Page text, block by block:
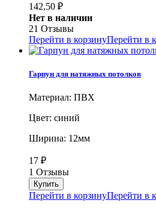
142,50 ₽
Нет в наличии
21 Отзывы
Перейти в корзинуПерейти в
Гарпун для натяжных потолков
Материал: ПВХ
Цвет: синий
Ширина: 12мм
17 ₽
1 Отзывы
Перейти в корзинуПерейти в